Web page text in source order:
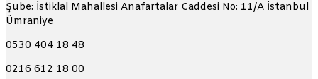
Şube: İstiklal Mahallesi Anafartalar Caddesi No: 11/A İstanbul
Ümraniye
0530 404 18 48
0216 612 18 00